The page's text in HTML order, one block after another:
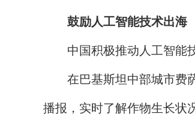
鼓励人工智能技术出海
中国积极推动人工智能技
在巴基斯坦中部城市费萨
播报，实时了解作物生长状